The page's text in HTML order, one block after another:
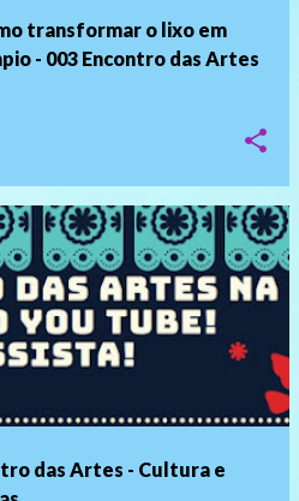
transformar o lixo em
- 003 Encontro das Artes
das Artes - Cultura e